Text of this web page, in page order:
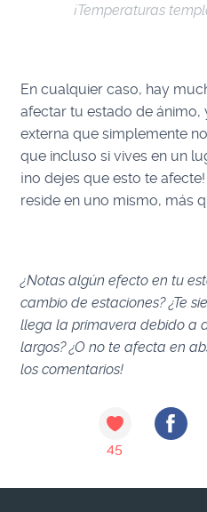
¡Temperaturas
En cualquier caso, hay
afectar tu estado de ánimo,
externa que simplemente
que incluso si vives en un
¡no dejes que esto te
reside en uno mismo, más
¿Notas algún efecto en tu
cambio de estaciones? ¿Te
llega la primavera debido a
largos? ¿O no te afecta en
los comentarios!
45